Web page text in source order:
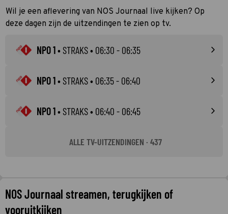
Wil je een aflevering van NOS Journaal live kijken? Op
deze dagen zijn de uitzendingen te zien op tv.
NPO 1• STRAKS• 06:30 - 06:35
NPO 1• STRAKS• 06:35 - 06:40
NPO 1• STRAKS• 06:40 - 06:45
ALLE TV-UITZENDINGEN · 437
NOS Journaal streamen, terugkijken of
vooruitkijken